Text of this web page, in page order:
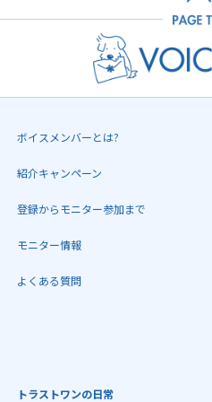
ボイスメンバーとは?
紹介キャンペーン
登録からモニター参加まで
モニター情報
よくある質問
トラストワンの日常